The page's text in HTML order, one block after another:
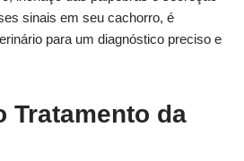
sinais em seu cachorro, é
para um diagnóstico preciso e
Tratamento da